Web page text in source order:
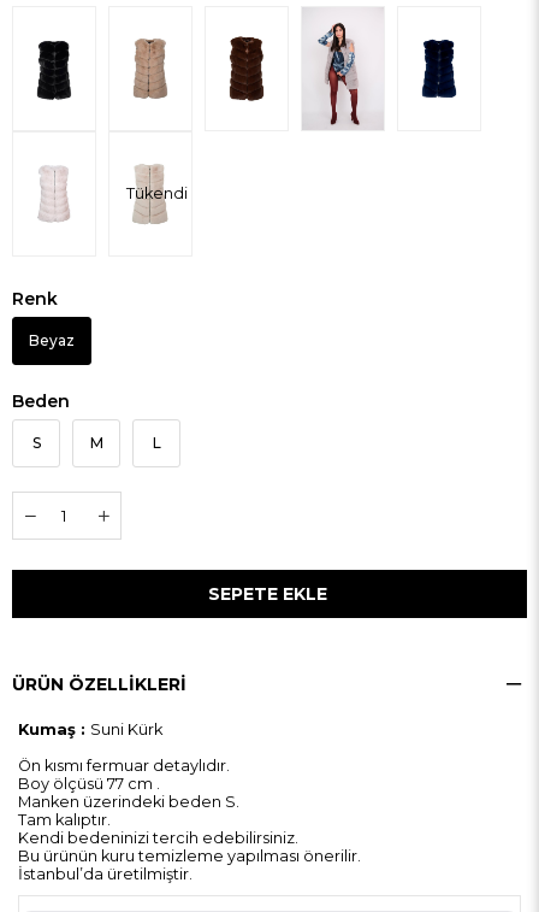
Tükendi
Renk
Beyaz
Beden
S M L
ÜRÜN ÖZELLIKLERI
Kumaş : Suni Kürk
Ön kısmı fermuar detaylıdır.
Boy ölçüsü 77 cm .
Manken üzerindeki beden S.
Tam kalıptır.
Kendi bedeninizi tercih edebilirsiniz.
Bu ürünün kuru temizleme yapılması önerilir.
İstanbul’da üretilmiştir.